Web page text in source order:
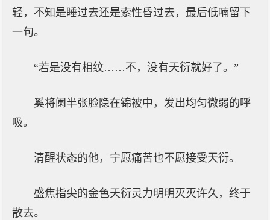
轻，不知是睡过去还是索性昏过去，最后低喃留下
一句。
“若是没有相纹……不，没有天衍就好了。”
奚将阑半张脸隐在锦被中，发出均匀微弱的呼
吸。
清醒状态的他，宁愿痛苦也不愿接受天衍。
盛焦指尖的金色天衍灵力明明灭灭许久，终于
散去。